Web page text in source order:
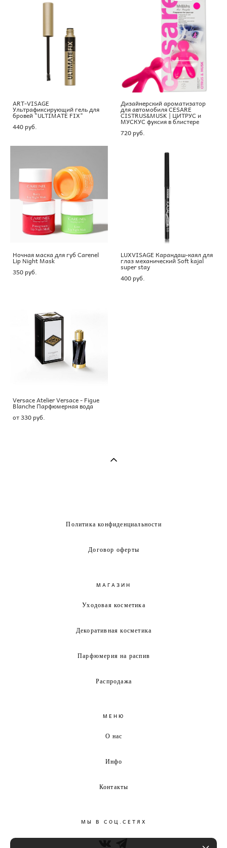
ART-VISAGE
Ультрафиксирующий гель для
бровей "ULTIMATE FIX"
440 pуб.
Дизайнерский ароматизатор
для автомобиля CESARE
CISTRUS&MUSK | ЦИТРУС и
МУСКУС фуксия в блистере
720 pуб.
Ночная маска для губ Carenel
Lip Night Mask
350 pуб.
LUXVISAGE Карандаш-каял для
глаз механический Soft kajal
super stay
400 pуб.
Versace Atelier Versace - Figue
Blanche Парфюмерная вода
от 330 pуб.
Политика конфиденциальности
Договор оферты
МАГАЗИН
Уходовая косметика
Декоративная косметика
Парфюмерия на распив
Распродажа
МЕНЮ
О нас
Инфо
Контакты
МЫ В СОЦ.СЕТЯХ